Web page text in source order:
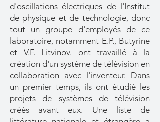
d'oscillations électriques de l'Institut
de physique et de technologie, donc
tout un groupe d'employés de ce
laboratoire, notamment E.P., Butyrine
et V.F. Litvinov. ont travaillé à la
création d'un système de télévision en
collaboration avec l'inventeur. Dans
un premier temps, ils ont étudié les
projets de systèmes de télévision
créés avant eux. Une liste de